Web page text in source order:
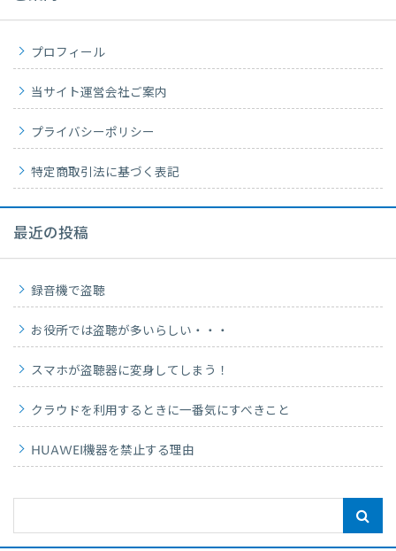
プロフィール
当サイト運営会社ご案内
プライバシーポリシー
特定商取引法に基づく表記
最近の投稿
録音機で盗聴
お役所では盗聴が多いらしい・・・
スマホが盗聴器に変身してしまう！
クラウドを利用するときに一番気にすべきこと
HUAWEI機器を禁止する理由